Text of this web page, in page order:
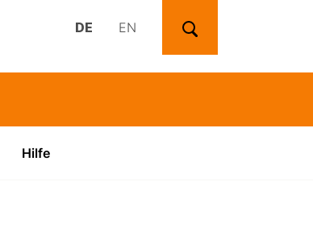
DE
EN
Zeige Untermenü für "Videos"
Hilfe